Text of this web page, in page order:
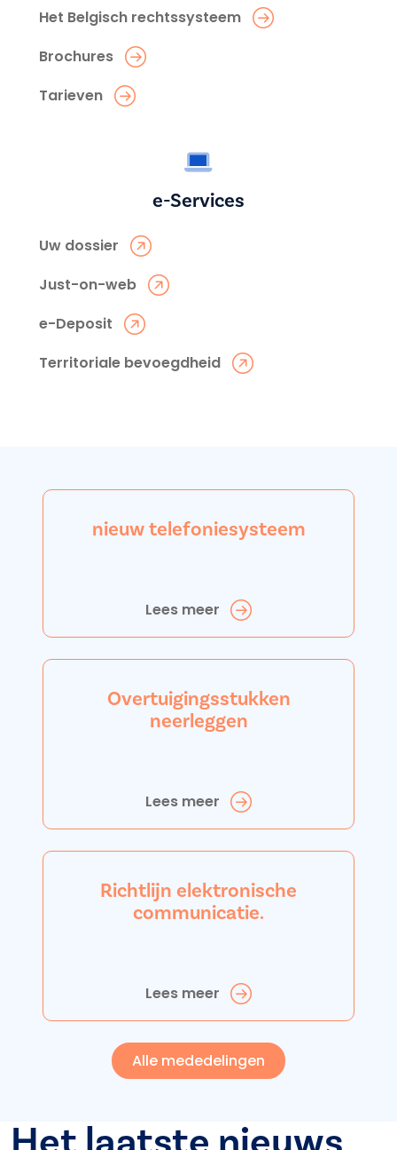
Het Belgisch rechtssysteem
Brochures
Tarieven
e-Services
Uw dossier
Just-on-web
e-Deposit
Territoriale bevoegdheid
nieuw telefoniesysteem
Lees meer
Overtuigingsstukken
neerleggen
Lees meer
Richtlijn elektronische
communicatie.
Lees meer
Alle mededelingen